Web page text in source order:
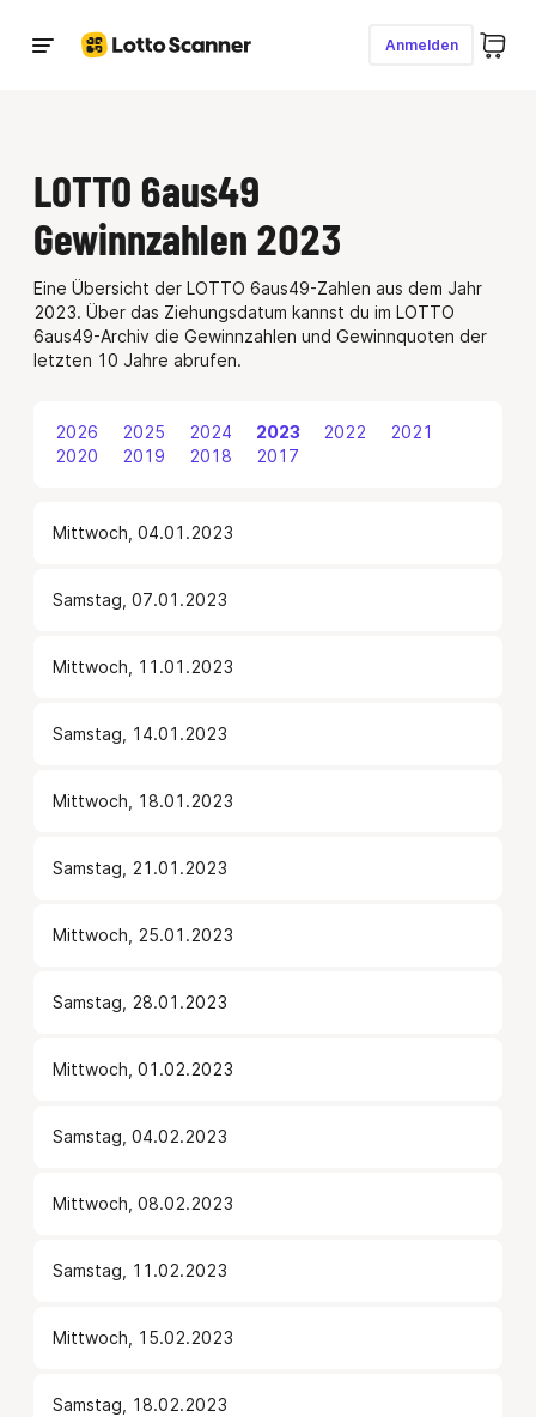
Anmelden
LOTTO 6aus49
Gewinnzahlen 2023
Eine Übersicht der LOTTO 6aus49-Zahlen aus dem Jahr
2023. Über das Ziehungsdatum kannst du im LOTTO
6aus49-Archiv die Gewinnzahlen und Gewinnquoten der
letzten 10 Jahre abrufen.
2026 2025 2024 2023 2022
2021
2020
2019 2018 2017
Mittwoch, 04.01.2023
Samstag, 07.01.2023
Mittwoch, 11.01.2023
Samstag, 14.01.2023
Mittwoch, 18.01.2023
Samstag, 21.01.2023
Mittwoch, 25.01.2023
Samstag, 28.01.2023
Mittwoch, 01.02.2023
Samstag, 04.02.2023
Mittwoch, 08.02.2023
Samstag, 11.02.2023
Mittwoch, 15.02.2023
Samstag, 18.02.2023
LOTTO 6aus49
Jetzt Millionär werden
Eurojackpot
GlücksSpirale
Jackpot 1,2 Mio. € + 5k monatlich(Chance1:—)
Ziehungszahlen